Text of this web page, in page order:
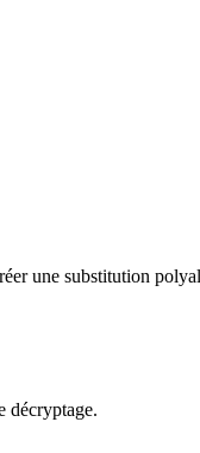
une substitution
décryptage.